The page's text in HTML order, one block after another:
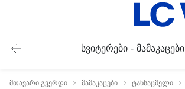
სვიტერები - მამაკაცები
მთავარი გვერდი მამაკაცები ტანსაცმელი